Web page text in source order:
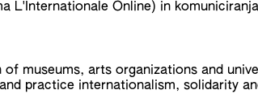
L'Internationale Online) in
of museums, arts organizations and
practice internationalism, solidarity